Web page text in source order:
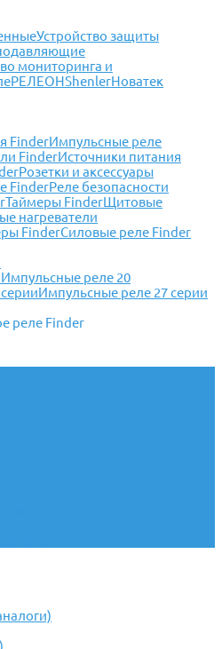
Устройство защиты
мониторинга и
РЕЛЕОНShenlerНоватек
FinderИмпульсные реле
FinderИсточники питания
Розетки и аксессуары
FinderРеле безопасности
Таймеры FinderЩитовые
нагреватели
FinderСиловые реле Finder
Импульсные реле 20
Импульсные реле 27 серии
реле Finder